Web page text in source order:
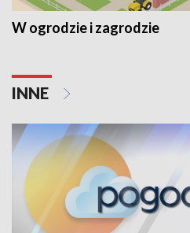
W ogrodzie i zagrodzie
INNE